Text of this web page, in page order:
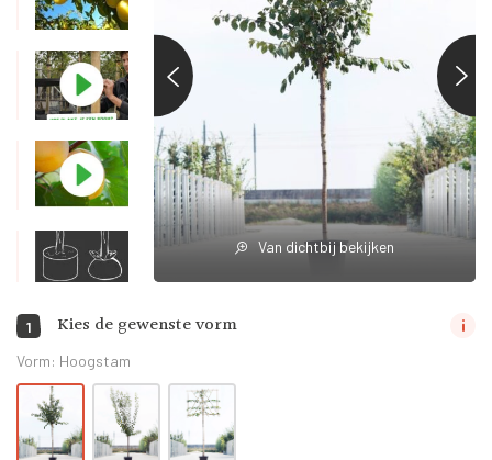
Van dichtbij bekijken
1 Kies de gewenste vorm
Vorm: Hoogstam